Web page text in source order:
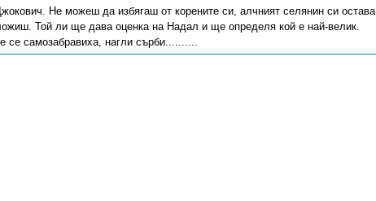
Не можеш да избягаш от корените си, алчният селянин си остава
Той ли ще дава оценка на Надал и ще определя кой е най-велик.
се самозабравиха, нагли сърби..........